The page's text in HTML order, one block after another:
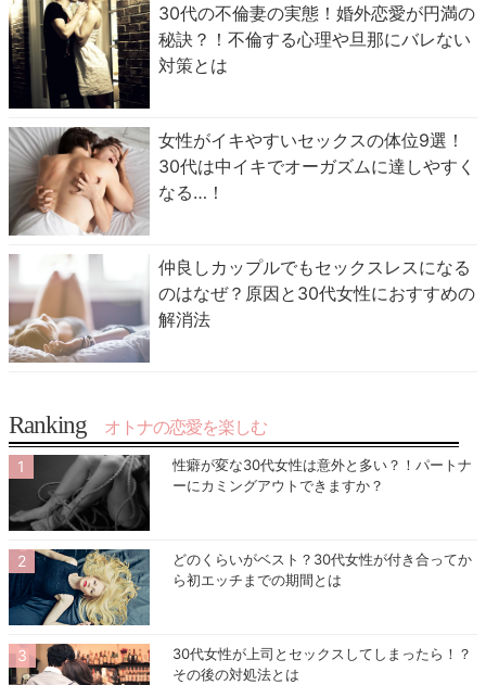
30代の不倫妻の実態！婚外恋愛が円満の
秘訣？！不倫する心理や旦那にバレない
対策とは
女性がイキやすいセックスの体位9選！
30代は中イキでオーガズムに達しやすく
なる…！
仲良しカップルでもセックスレスになる
のはなぜ？原因と30代女性におすすめの
解消法
Ranking オトナの恋愛を楽しむ
性癖が変な30代女性は意外と多い？！パートナ
ーにカミングアウトできますか？
どのくらいがベスト？30代女性が付き合ってか
ら初エッチまでの期間とは
30代女性が上司とセックスしてしまったら！？
その後の対処法とは